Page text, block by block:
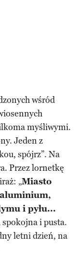
wśród
myśliwymi.
Jeden z
spójrz”. Na
Przez lornetkę
„Miasto
i pyłu...
spokojna i pusta.
letni dzień, na